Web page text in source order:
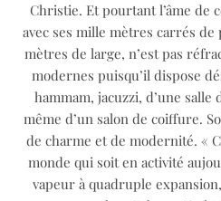
Christie. Et pourtant l’âme de
avec ses mille mètres carrés
mètres de large, n’est pas
modernes puisqu’il dispose
hammam, jacuzzi, d’une
même d’un salon de coiffure.
de charme et de modernité. «
monde qui soit en activité
vapeur à quadruple